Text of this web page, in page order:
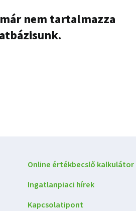
nem tartalmazza
Online értékbecslő kalkulátor
Ingatlanpiaci hírek
Kapcsolatipont